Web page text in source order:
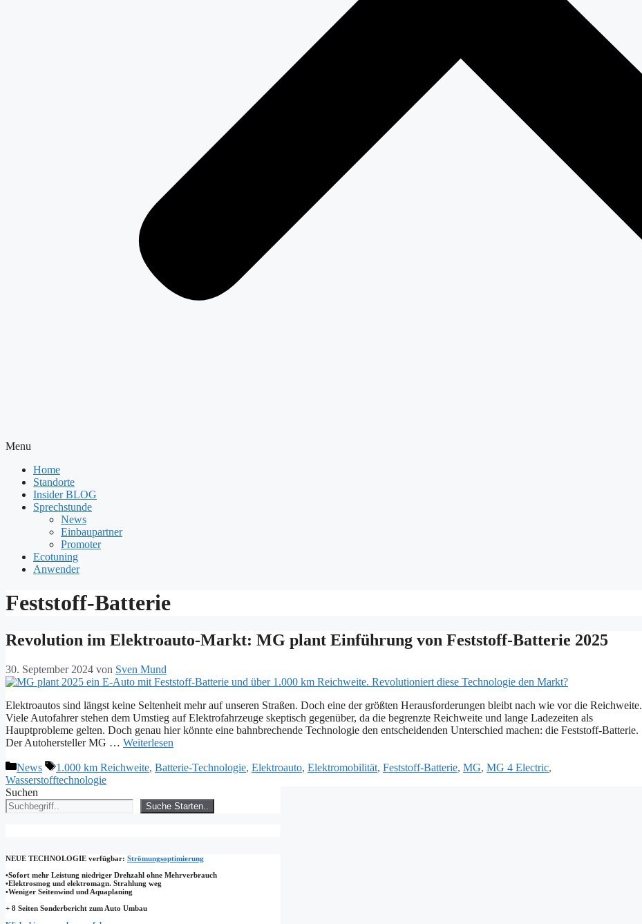
Menu
Home
Standorte
Insider BLOG
Sprechstunde
News
Einbaupartner
Promoter
Ecotuning
Anwender
Feststoff-Batterie
Revolution im Elektroauto-Markt: MG plant Einführung von Feststoff-Batterie 2025
30. September 2024 von Sven Mund
Elektroautos sind längst keine Seltenheit mehr auf unseren Straßen. Doch eine der größten Herausforderungen bleibt nach wie vor die Reichweite.
Viele Autofahrer stehen dem Umstieg auf Elektrofahrzeuge skeptisch gegenüber, da die begrenzte Reichweite und lange Ladezeiten als
Hauptprobleme gelten. Doch genau hier könnte eine bahnbrechende Technologie den entscheidenden Unterschied machen: die Feststoff-Batterie.
Der Autohersteller MG … Weiterlesen
Kategorien
News Schlagwörter
1.000 km Reichweite, Batterie-Technologie, Elektroauto, Elektromobilität, Feststoff-Batterie, MG, MG 4 Electric,
Wasserstofftechnologie
Suchen
Suche Starten..
NEUE TECHNOLOGIE verfügbar: Strömungsoptimierung
•Sofort mehr Leistung niedriger Drehzahl ohne Mehrverbrauch
•Elektrosmog und elektromagn. Strahlung weg
•​Weniger Seitenwind und Aquaplaning
+ 8 Seiten Sonderbericht zum Auto Umbau